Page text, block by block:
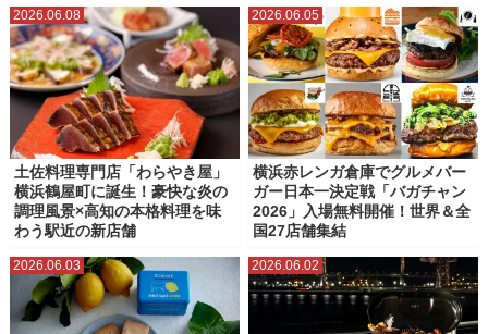
2026.06.08
土佐料理専門店「わらやき屋」
横浜鶴屋町に誕生！豪快な炎の
調理風景×高知の本格料理を味
わう駅近の新店舗
2026.06.05
横浜赤レンガ倉庫でグルメバー
ガー日本一決定戦「バガチャン
2026」入場無料開催！世界＆全
国27店舗集結
2026.06.03 2026.06.02